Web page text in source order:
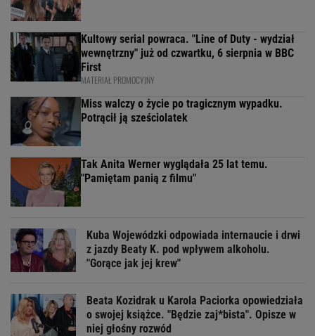
Kultowy serial powraca. "Line of Duty - wydział
wewnętrzny" już od czwartku, 6 sierpnia w BBC
First
MATERIAŁ PROMOCYJNY
Miss walczy o życie po tragicznym wypadku.
Potrącił ją sześciolatek
Tak Anita Werner wyglądała 25 lat temu.
"Pamiętam panią z filmu"
Kuba Wojewódzki odpowiada internaucie i drwi
z jazdy Beaty K. pod wpływem alkoholu.
"Gorące jak jej krew"
Beata Kozidrak u Karola Paciorka opowiedziała
o swojej książce. "Będzie zaj*bista". Opisze w
niej głośny rozwód